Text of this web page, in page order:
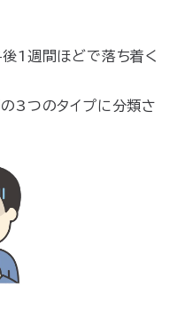
1週間ほどで落ち着く
3つのタイプに分類さ